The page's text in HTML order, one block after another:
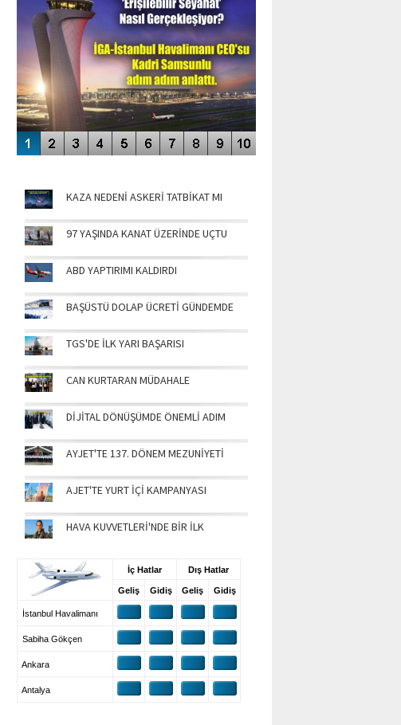
KAZA NEDENİ ASKERİ TATBİKAT MI
97 YAŞINDA KANAT ÜZERİNDE UÇTU
ABD YAPTIRIMI KALDIRDI
BAŞÜSTÜ DOLAP ÜCRETİ GÜNDEMDE
TGS'DE İLK YARI BAŞARISI
CAN KURTARAN MÜDAHALE
DİJİTAL DÖNÜŞÜMDE ÖNEMLİ ADIM
AYJET'TE 137. DÖNEM MEZUNİYETİ
AJET'TE YURT İÇİ KAMPANYASI
HAVA KUVVETLERİ'NDE BİR İLK
İç Hatlar Dış Hatlar
Geliş Gidiş Geliş Gidiş
İstanbul Havalimanı
Sabiha Gökçen
Ankara
Antalya